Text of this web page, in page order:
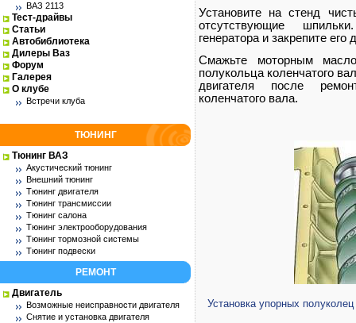
ВАЗ 2113
Тест-драйвы
Статьи
Автобиблиотека
Дилеры Ваз
Форум
Галерея
О клубе
Встречи клуба
ТЮНИНГ
Тюнинг ВАЗ
Акустический тюнинг
Внешний тюнинг
Тюнинг двигателя
Тюнинг трансмиссии
Тюнинг салона
Тюнинг электрооборудования
Тюнинг тормозной системы
Тюнинг подвески
РЕМОНТ
Двигатель
Возможные неисправности двигателя
Снятие и установка двигателя
Установите на стенд
отсутствующие
генератора и закрепите
Смажьте моторным
полукольца коленчатого
двигателя после
коленчатого вала.
Установка упорных